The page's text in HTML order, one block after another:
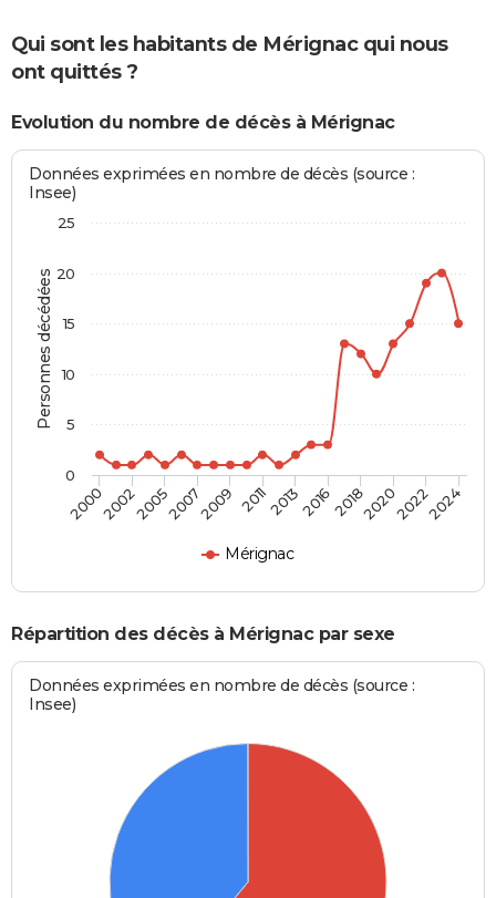
Qui sont les habitants de Mérignac qui nous
ont quittés ?
Evolution du nombre de décès à Mérignac
Personnes décédées
Données exprimées en nombre de décès (source :
Insee)
Mérignac
20002002200520072009 2011201320162018202020222024
0
5
10
15
20
25
Répartition des décès à Mérignac par sexe
Données exprimées en nombre de décès (source :
Insee)